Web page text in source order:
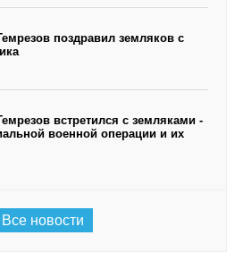
поздравил земляков с
встретился с земляками -
военной операции и их
Все новости